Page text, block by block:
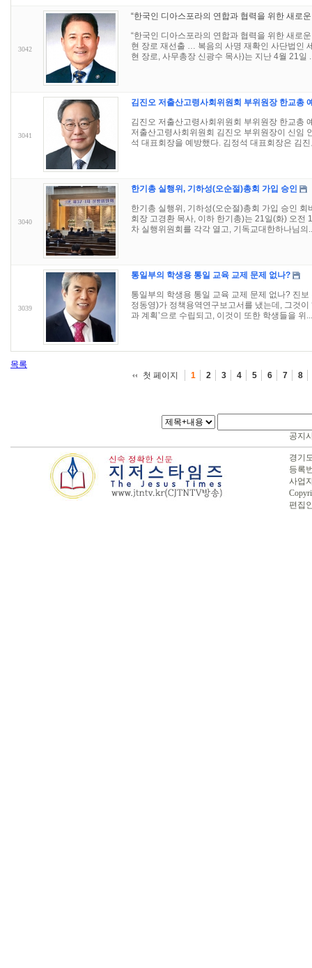
3042
“한국인 디아스포라의 연합과 협력을 위한 새로
“한국인 디아스포라의 연합과 협력을 위한 새로
현 장로 재선출 … 복음의 사명 재확인 사단법인
현 장로, 사무총장 신광수 목사)는 지난 4월 21일
3041
김진오 저출산고령사회위원회 부위원장 한교총
김진오 저출산고령사회위원회 부위원장 한교총
저출산고령사회위원회 김진오 부위원장이 신임
석 대표회장을 예방했다. 김정석 대표회장은 김진
3040
한기총 실행위, 기하성(오순절)총회 가입 승인
한기총 실행위, 기하성(오순절)총회 가입 승인
회장 고경환 목사, 이하 한기총)는 21일(화) 오
차 실행위원회를 각각 열고, 기독교대한하나님의
3039
통일부의 학생용 통일 교육 교제 문제 없나?
통일부의 학생용 통일 교육 교제 문제 없나? 진
정동영)가 정책용역연구보고서를 냈는데, 그것
과 계획’으로 수립되고, 이것이 또한 학생들을 위...
목록
첫 페이지
1 2 3 4 5 6 7 8
공지
경기
등록
사업
편집